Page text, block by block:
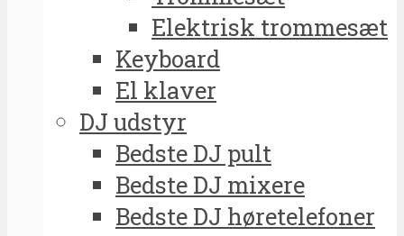
Elektrisk trommesæt
Keyboard
El klaver
DJ udstyr
Bedste DJ pult
Bedste DJ mixere
Bedste DJ høretelefoner